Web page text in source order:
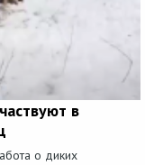
в
о диких